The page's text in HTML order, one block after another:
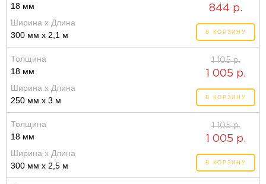
18 мм
Ширина x Длина
300 мм x 2,1 м
844 р.
В КОРЗИНУ
Толщина
18 мм
Ширина x Длина
250 мм x 3 м
1 105 р.
1 005 р.
В КОРЗИНУ
Толщина
18 мм
Ширина x Длина
300 мм x 2,5 м
1 105 р.
1 005 р.
В КОРЗИНУ